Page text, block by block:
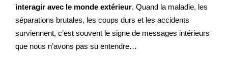
interagir avec le monde extérieur. Quand la maladie, les
séparations brutales, les coups durs et les accidents
surviennent, c’est souvent le signe de messages intérieurs
que nous n’avons pas su entendre…